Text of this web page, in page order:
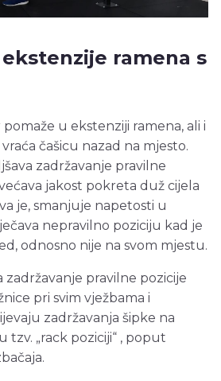
ramena s
u ekstenziji ramena, ali i
čašicu nazad na mjesto.
zadržavanje pravilne
jakost pokreta duž cijela
je, smanjuje napetosti u
nepravilno poziciju kad je
odnosno nije na svom mjestu.
zadržavanje pravilne pozicije
pri svim vježbama i
zadržavanja šipke na
„rack poziciji“ , poput